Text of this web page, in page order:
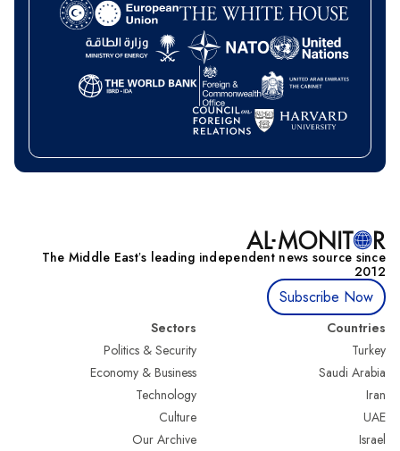
The Middle Eastʼs leading independent news source since
2012
Subscribe Now
Countries
Turkey
Saudi Arabia
Iran
UAE
Israel
Sectors
Politics & Security
Economy & Business
Technology
Culture
Our Archive